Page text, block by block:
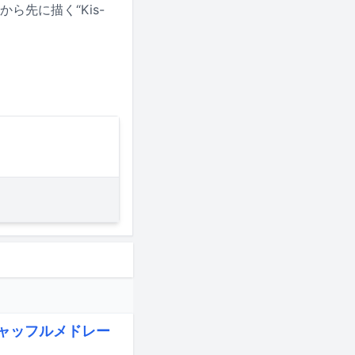
ら先に描く“Kis-
ッフルメドレー